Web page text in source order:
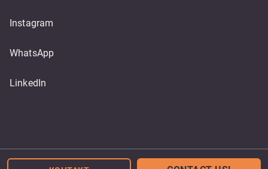
Instagram
WhatsApp
LinkedIn
Powered by